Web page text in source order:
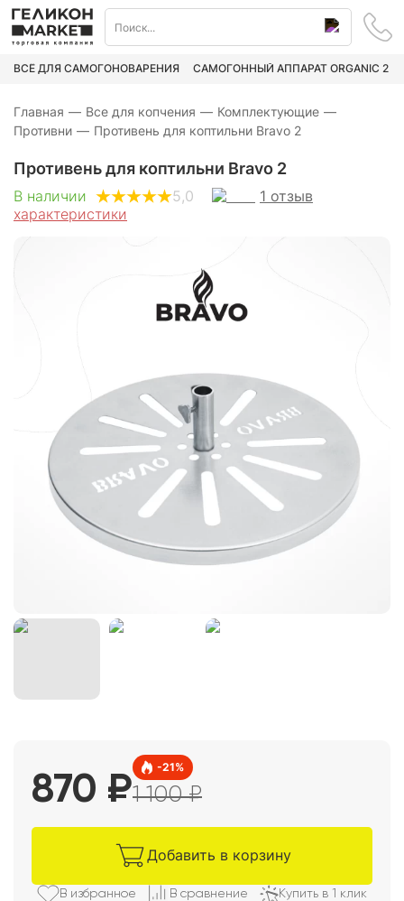
ВСЁ ДЛЯ САМОГОНОВАРЕНИЯ САМОГОННЫЙ АППАРАТ ORGANIC 2
Главная — Все для копчения — Комплектующие —
Противни — Противень для коптильни Bravo 2
Противень для коптильни Bravo 2
В наличии 5,0 1 отзыв
характеристики
870 ₽
-21%
1 100₽
Добавить в корзину
В избранное В сравнение Купить в 1 клик